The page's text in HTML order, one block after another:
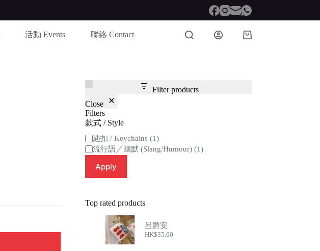
活動 Events 聯絡 Contact
Shopping
Filter products
Close
Filters
款式 / Style
Category
匙扣 / Keychains(1)
流行語／幽默 (Slang/Humour)(1)
Apply
Top rated products
呂爵安
HK$35.00